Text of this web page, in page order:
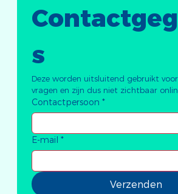
Deze worden uitsluitend gebruikt
vragen en zijn dus niet zichtbaar
Contactpersoon *
E-mail *
Verzenden